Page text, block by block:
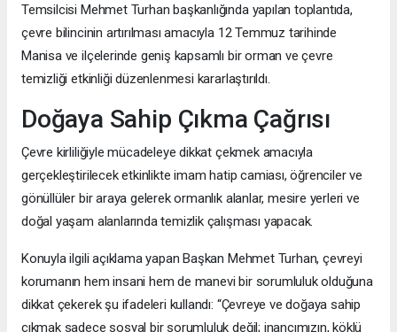
Temsilcisi Mehmet Turhan başkanlığında yapılan toplantıda,
çevre bilincinin artırılması amacıyla 12 Temmuz tarihinde
Manisa ve ilçelerinde geniş kapsamlı bir orman ve çevre
temizliği etkinliği düzenlenmesi kararlaştırıldı.
Doğaya Sahip Çıkma Çağrısı
Çevre kirliliğiyle mücadeleye dikkat çekmek amacıyla
gerçekleştirilecek etkinlikte imam hatip camiası, öğrenciler ve
gönüllüler bir araya gelerek ormanlık alanlar, mesire yerleri ve
doğal yaşam alanlarında temizlik çalışması yapacak.
Konuyla ilgili açıklama yapan Başkan Mehmet Turhan, çevreyi
korumanın hem insani hem de manevi bir sorumluluk olduğuna
dikkat çekerek şu ifadeleri kullandı: “Çevreye ve doğaya sahip
çıkmak sadece sosyal bir sorumluluk değil; inancımızın, köklü